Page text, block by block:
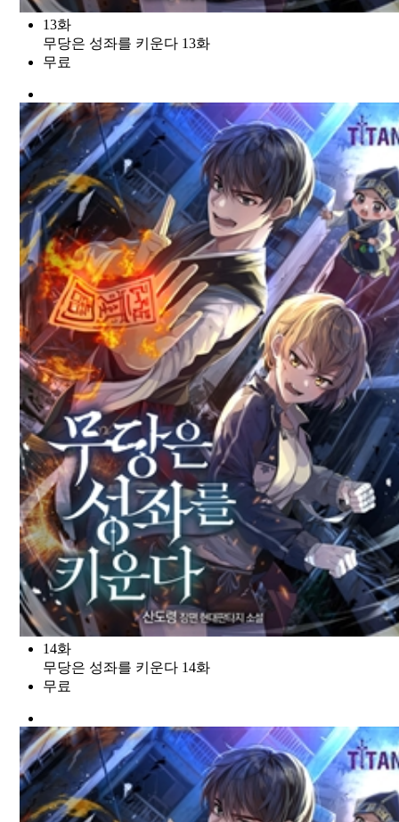
13화
무당은 성좌를 키운다 13화
무료
14화
무당은 성좌를 키운다 14화
무료